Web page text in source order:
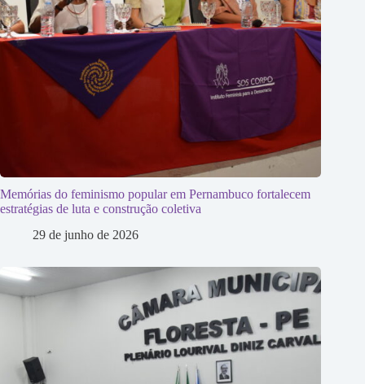
Memórias do feminismo popular em Pernambuco fortalecem
estratégias de luta e construção coletiva
29 de junho de 2026